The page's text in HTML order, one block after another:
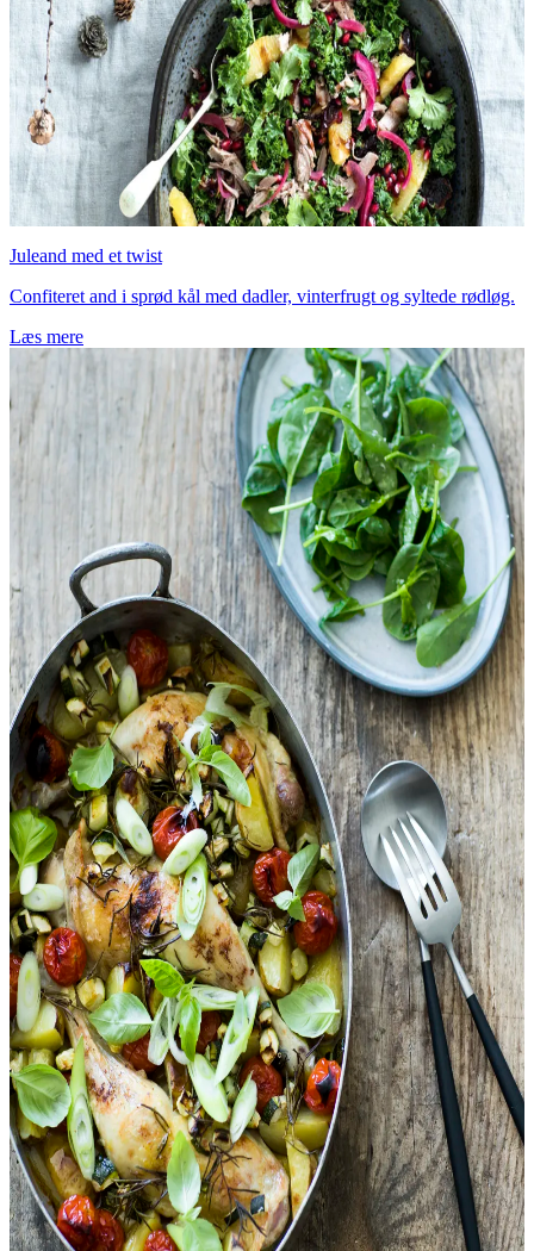
Juleand med et twist
Confiteret and i sprød kål med dadler, vinterfrugt og syltede rødløg.
Læs mere